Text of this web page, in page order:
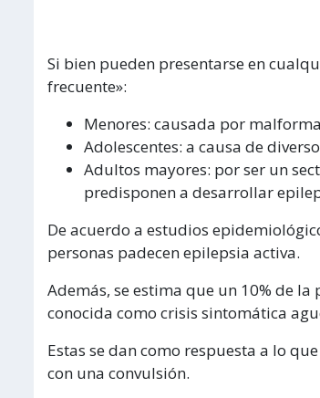
Si bien pueden presentarse en
frecuente»:
Menores: causada por
Adolescentes: a causa de
Adultos mayores: por ser un
predisponen a desarrollar
De acuerdo a estudios
personas padecen epilepsia activa.
Además, se estima que un 10% de
conocida como crisis sintomática
Estas se dan como respuesta a lo
con una convulsión.